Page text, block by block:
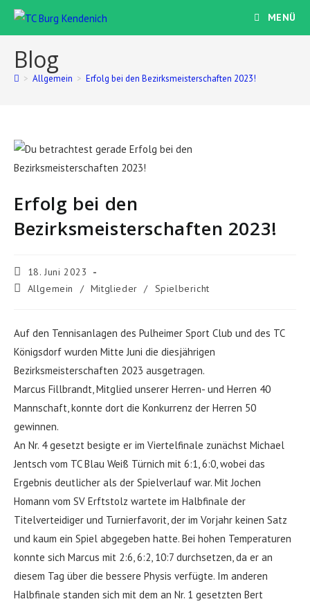
Zum
MENÜ
Blog
> Allgemein > Erfolg bei den Bezirksmeisterschaften 2023!
Erfolg bei den
Bezirksmeisterschaften 2023!
Beitrag
veröffentlicht:
18. Juni 2023
Beitrags-
Allgemein / Mitglieder / Spielbericht
Auf den Tennisanlagen des Pulheimer Sport Club und des TC
Königsdorf wurden Mitte Juni die diesjährigen
Bezirksmeisterschaften 2023 ausgetragen.
Marcus Fillbrandt, Mitglied unserer Herren- und Herren 40
Mannschaft, konnte dort die Konkurrenz der Herren 50
gewinnen.
An Nr. 4 gesetzt besigte er im Viertelfinale zunächst Michael
Jentsch vom TC Blau Weiß Türnich mit 6:1, 6:0, wobei das
Ergebnis deutlicher als der Spielverlauf war. Mit Jochen
Homann vom SV Erftstolz wartete im Halbfinale der
Titelverteidiger und Turnierfavorit, der im Vorjahr keinen Satz
und kaum ein Spiel abgegeben hatte. Bei hohen Temperaturen
konnte sich Marcus mit 2:6, 6:2, 10:7 durchsetzen, da er an
diesem Tag über die bessere Physis verfügte. Im anderen
Halbfinale standen sich mit dem an Nr. 1 gesetzten Bert